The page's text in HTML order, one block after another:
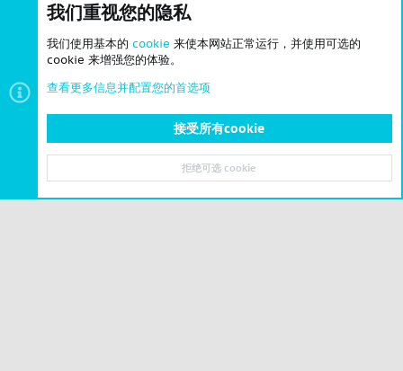
顶部 底部
我们重视您的隐私
我们使用基本的 cookie 来使本网站正常运行，并使用可选的
cookie 来增强您的体验。
查看更多信息并配置您的首选项
接受所有cookie
拒绝可选 cookie